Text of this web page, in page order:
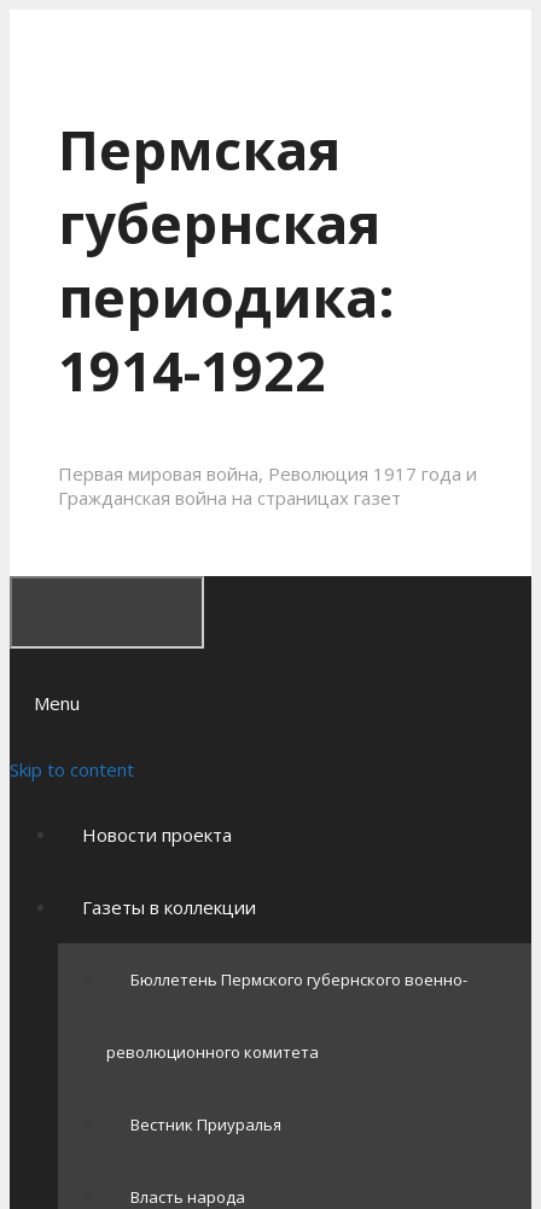
Пермская
губернская
периодика:
1914-1922
Первая мировая война, Революция 1917 года и
Гражданская война на страницах газет
Menu
Skip to content
Новости проекта
Газеты в коллекции
Бюллетень Пермского губернского военно-
революционного комитета
Вестник Приуралья
Власть народа